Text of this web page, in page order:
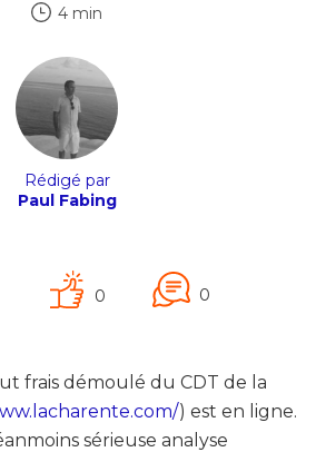
4 min
Rédigé par
Paul Fabing
0 0
frais démoulé du CDT de la
) est en ligne.
sérieuse analyse